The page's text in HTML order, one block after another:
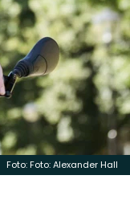
Foto: Foto: Alexander Hall